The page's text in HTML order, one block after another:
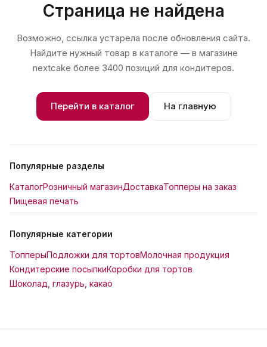
Страница не найдена
Возможно, ссылка устарела после обновления сайта.
Найдите нужный товар в каталоге — в магазине
nextcake более 3400 позиций для кондитеров.
Перейти в каталог На главную
Популярные разделы
КаталогРозничный магазинДоставкаТопперы на заказ
Пищевая печать
Популярные категории
ТопперыПодложки для тортовМолочная продукция
Кондитерские посыпкиКоробки для тортов
Шоколад, глазурь, какао